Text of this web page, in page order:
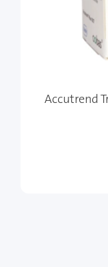
Accutrend